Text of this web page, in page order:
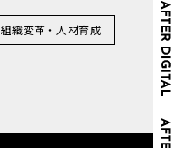
組織変革・人材育成